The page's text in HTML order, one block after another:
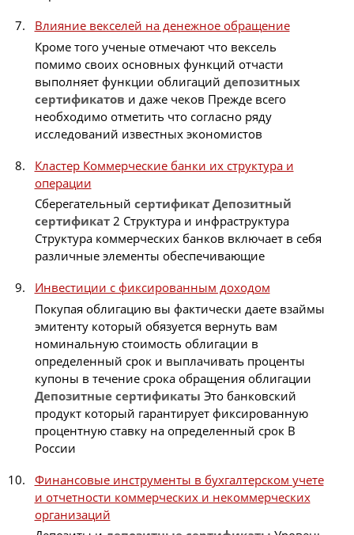
Влияние векселей на денежное обращение
Кроме того ученые отмечают что вексель
помимо своих основных функций отчасти
выполняет функции облигаций депозитных
сертификатов и даже чеков Прежде всего
необходимо отметить что согласно ряду
исследований известных экономистов
Кластер Коммерческие банки их структура и
операции
Сберегательный сертификат Депозитный
сертификат2 Структура и инфраструктура
Структура коммерческих банков включает в себя
различные элементы обеспечивающие
Инвестиции с фиксированным доходом
Покупая облигацию вы фактически даете взаймы
эмитенту который обязуется вернуть вам
номинальную стоимость облигации в
определенный срок и выплачивать проценты
купоны в течение срока обращения облигации
Депозитные сертификаты Это банковский
продукт который гарантирует фиксированную
процентную ставку на определенный срок В
России
Финансовые инструменты в бухгалтерском учете
и отчетности коммерческих и некоммерческих
организаций